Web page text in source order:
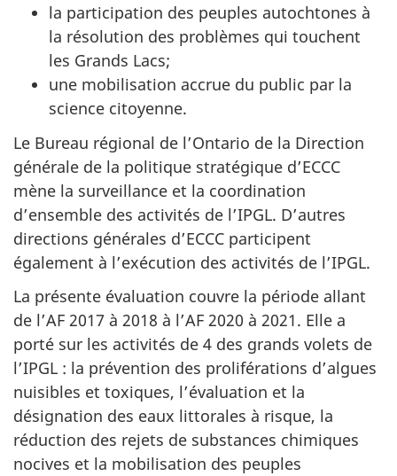
la participation des peuples autochtones à
la résolution des problèmes qui touchent
les Grands Lacs;
une mobilisation accrue du public par la
science citoyenne.
Le Bureau régional de l’Ontario de la Direction
générale de la politique stratégique d’ECCC
mène la surveillance et la coordination
d’ensemble des activités de l’IPGL. D’autres
directions générales d’ECCC participent
également à l’exécution des activités de l’IPGL.
La présente évaluation couvre la période allant
de l’AF 2017 à 2018 à l’AF 2020 à 2021. Elle a
porté sur les activités de 4 des grands volets de
l’IPGL : la prévention des proliférations d’algues
nuisibles et toxiques, l’évaluation et la
désignation des eaux littorales à risque, la
réduction des rejets de substances chimiques
nocives et la mobilisation des peuples